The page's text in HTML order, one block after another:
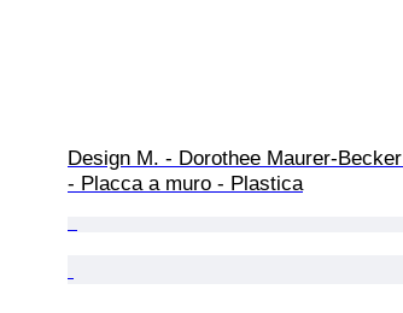
Design M. - Dorothee Maurer-Becker
- Placca a muro - Plastica